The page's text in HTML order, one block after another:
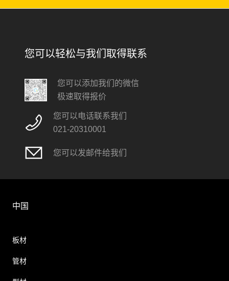
您可以轻松与我们取得联系
您可以添加我们的微信
极速取得报价
您可以电话联系我们
021-20310001
您可以发邮件给我们
中国
板材
管材